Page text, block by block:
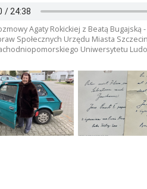
Agaty Rokickiej z Beatą
Społecznych Urzędu Miasta
Uniwersytetu